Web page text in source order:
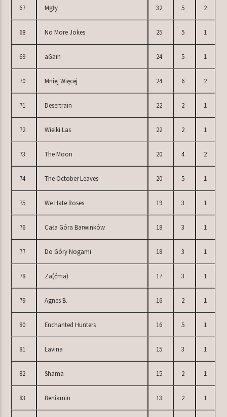
67 Mgły 32 5 2
68 No More Jokes 25 5 1
69 aGain 24 5 1
70 Mniej Więcej 24 6 2
71 Desertrain 22 2 1
72 Wielki Las 22 2 1
73 The Moon 20 4 2
74 The October Leaves 20 5 1
75 We Hate Roses 19 3 1
76 Cała Góra Barwinków 18 3 1
77 Do Góry Nogami 18 3 1
78 Za(ćma) 17 3 1
79 Agnes B. 16 2 1
80 Enchanted Hunters 16 5 1
81 Lavina 15 3 1
82 Shama 15 2 1
83 Beniamin 13 2 1